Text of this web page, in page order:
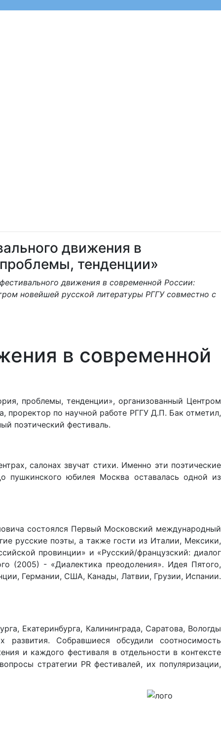
движения в
тенденции»
движения в современной России:
новейшей русской литературы РГГУ совместно с
в современной
проблемы, тенденции», организованный Центром
проректор по научной работе РГГУ Д.П. Бак отметил,
поэтический фестиваль.
салонах звучат стихи. Именно эти поэтические
пушкинского юбилея Москва оставалась од­ной из
состоялся Первый Московский междуна­родный
русские поэты, а также гости из Италии, Мексики,
провинции» и «Рус­ский/французский: диалог
(2005) - «Диалектика преодоления». Идея Пятого,
Германии, США, Канады, Латвии, Грузии, Испании.
Екатеринбурга, Калининграда, Саратова, Вологды
Собравшиеся обсудили соотносимость
и каждого фестиваля в отдельности в контексте
вопросы стратегии PR фестивалей, их популяризации,